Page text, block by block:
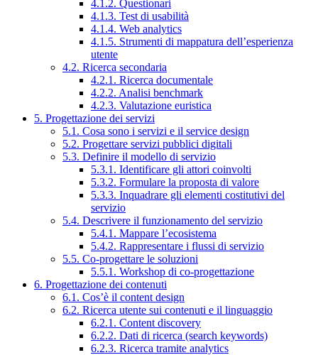
4.1.2. Questionari
4.1.3. Test di usabilità
4.1.4. Web analytics
4.1.5. Strumenti di mappatura dell’esperienza
utente
4.2. Ricerca secondaria
4.2.1. Ricerca documentale
4.2.2. Analisi benchmark
4.2.3. Valutazione euristica
5. Progettazione dei servizi
5.1. Cosa sono i servizi e il service design
5.2. Progettare servizi pubblici digitali
5.3. Definire il modello di servizio
5.3.1. Identificare gli attori coinvolti
5.3.2. Formulare la proposta di valore
5.3.3. Inquadrare gli elementi costitutivi del
servizio
5.4. Descrivere il funzionamento del servizio
5.4.1. Mappare l’ecosistema
5.4.2. Rappresentare i flussi di servizio
5.5. Co-progettare le soluzioni
5.5.1. Workshop di co-progettazione
6. Progettazione dei contenuti
6.1. Cos’è il content design
6.2. Ricerca utente sui contenuti e il linguaggio
6.2.1. Content discovery
6.2.2. Dati di ricerca (search keywords)
6.2.3. Ricerca tramite analytics